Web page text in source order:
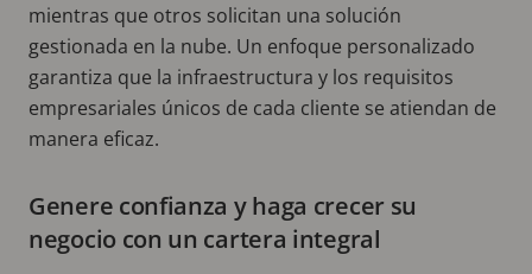
mientras que otros solicitan una solución
gestionada en la nube. Un enfoque personalizado
garantiza que la infraestructura y los requisitos
empresariales únicos de cada cliente se atiendan de
manera eficaz.
Genere confianza y haga crecer su
negocio con un cartera integral